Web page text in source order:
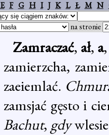
E F G H I J K L Ł M N
na stronie
Zamraczać, ał, a
zamierzcha,
zaeiemlać.
zamsjać gęsto i
Bachut, gdy